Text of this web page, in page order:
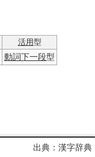
活用型
動詞下一段型
出典：漢字辞典